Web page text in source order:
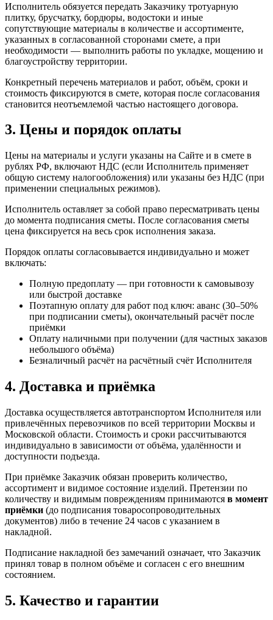
Исполнитель обязуется передать Заказчику тротуарную
плитку, брусчатку, бордюры, водостоки и иные
сопутствующие материалы в количестве и ассортименте,
указанных в согласованной сторонами смете, а при
необходимости — выполнить работы по укладке, мощению и
благоустройству территории.
Конкретный перечень материалов и работ, объём, сроки и
стоимость фиксируются в смете, которая после согласования
становится неотъемлемой частью настоящего договора.
3. Цены и порядок оплаты
Цены на материалы и услуги указаны на Сайте и в смете в
рублях РФ, включают НДС (если Исполнитель применяет
общую систему налогообложения) или указаны без НДС (при
применении специальных режимов).
Исполнитель оставляет за собой право пересматривать цены
до момента подписания сметы. После согласования сметы
цена фиксируется на весь срок исполнения заказа.
Порядок оплаты согласовывается индивидуально и может
включать:
Полную предоплату — при готовности к самовывозу
или быстрой доставке
Поэтапную оплату для работ под ключ: аванс (30–50%
при подписании сметы), окончательный расчёт после
приёмки
Оплату наличными при получении (для частных заказов
небольшого объёма)
Безналичный расчёт на расчётный счёт Исполнителя
4. Доставка и приёмка
Доставка осуществляется автотранспортом Исполнителя или
привлечённых перевозчиков по всей территории Москвы и
Московской области. Стоимость и сроки рассчитываются
индивидуально в зависимости от объёма, удалённости и
доступности подъезда.
При приёмке Заказчик обязан проверить количество,
ассортимент и видимое состояние изделий. Претензии по
количеству и видимым повреждениям принимаются в момент
приёмки (до подписания товаросопроводительных
документов) либо в течение 24 часов с указанием в
накладной.
Подписание накладной без замечаний означает, что Заказчик
принял товар в полном объёме и согласен с его внешним
состоянием.
5. Качество и гарантии